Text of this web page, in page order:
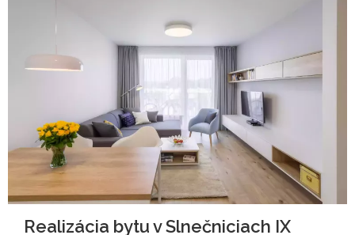
Realizácia bytu v Slnečniciach IX